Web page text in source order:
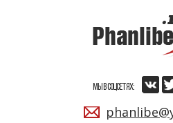
МЫ В СОЦСЕТЯХ: